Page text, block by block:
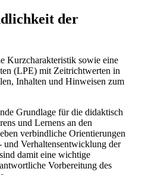
der
Kurzcharakteristik sowie eine
(LPE) mit Zeitrichtwerten in
Inhalten und Hinweisen zum
Grundlage für die didaktisch
und Lernens an den
verbindliche Orientierungen
und Verhaltensentwicklung der
damit eine wichtige
Vorbereitung des